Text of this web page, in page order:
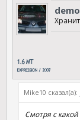
Mike10 сказал(а):
Смотря с